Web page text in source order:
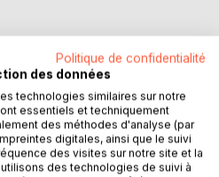
à la Médiathèque d
Politique de confidentialité
des données
technologies similaires sur notre
essentiels et techniquement
des méthodes d'analyse (par
digitales, ainsi que le suivi
des visites sur notre site et la
des technologies de suivi à